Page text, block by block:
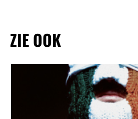
ZIE OOK